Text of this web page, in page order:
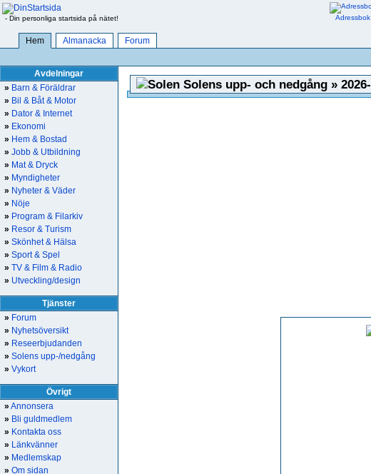
- Din personliga startsida på nätet! Adressbok
Hem Almanacka
Forum
Avdelningar
» Barn & Föräldrar
» Bil & Båt & Motor
» Dator & Internet
» Ekonomi
» Hem & Bostad
» Jobb & Utbildning
» Mat & Dryck
» Myndigheter
» Nyheter & Väder
» Nöje
» Program & Filarkiv
» Resor & Turism
» Skönhet & Hälsa
» Sport & Spel
» TV & Film & Radio
» Utveckling/design
Tjänster
» Forum
» Nyhetsöversikt
» Reseerbjudanden
» Solens upp-/nedgång
» Vykort
Övrigt
» Annonsera
» Bli guldmedlem
» Kontakta oss
» Länkvänner
» Medlemskap
» Om sidan
Solens upp- och nedgång »